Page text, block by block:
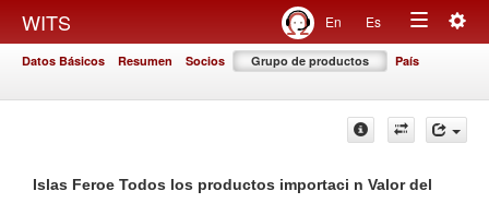
WITS En Es
Toggle
Datos Básicos Resumen Socios Grupo de productos País
Islas Feroe Todos los productos importaci n Valor del